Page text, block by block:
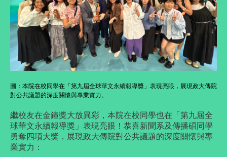
圖： 本院在校同學在「第九屆全球華文永續報導獎」表現亮眼，展現政大傳院
對公共議題的深度關懷與專業實力。
繼校友在金鐘獎大放異彩，本院在校同學也在「第九屆全
球華文永續報導獎」表現亮眼！ 恭喜新聞系及傳播碩同學
勇奪四項大獎，展現政大傳院對公共議題的深度關懷與專
業實力：